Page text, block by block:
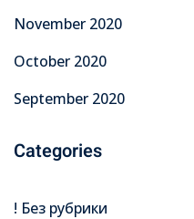
November 2020
October 2020
September 2020
Categories
! Без рубрики